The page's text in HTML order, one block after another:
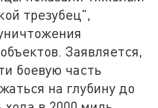
трезубец",
Заявляется,
боевую часть
на глубину до